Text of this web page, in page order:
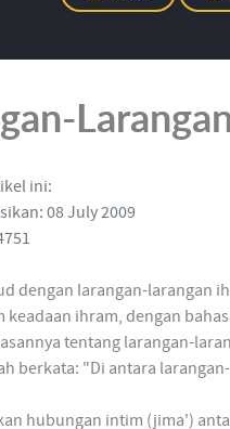
ini:
08 July 2009
dengan larangan-larangan
keadaan ihram, dengan
tentang larangan-
berkata: "Di antara
hubungan intim (jima')